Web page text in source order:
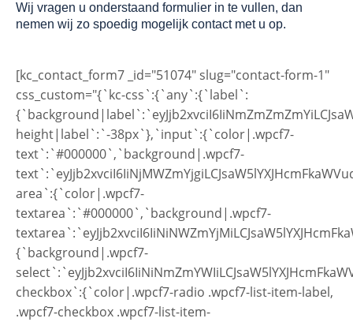
Wij vragen u onderstaand formulier in te vullen, dan
nemen wij zo spoedig mogelijk contact met u op.
[kc_contact_form7 _id="51074" slug="contact-form-1"
css_custom="{`kc-css`:{`any`:{`label`:
height|label`:`-38px`},`input`:{`color|.wpcf7-
text`:`#000000`,`background|.wpcf7-
area`:{`color|.wpcf7-
textarea`:`#000000`,`background|.wpcf7-
{`background|.wpcf7-
checkbox`:{`color|.wpcf7-radio .wpcf7-list-item-label,
.wpcf7-checkbox .wpcf7-list-item-